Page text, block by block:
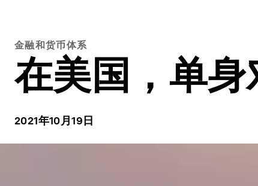
金融和货币体系
在美国，单身
2021年10月19日